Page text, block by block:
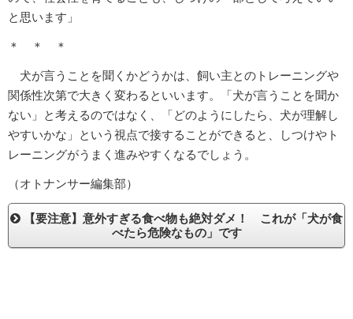
と思います」
＊ ＊ ＊
犬が言うことを聞くかどうかは、飼い主とのトレーニングや
関係性次第で大きく変わるといいます。「犬が言うことを聞か
ない」と考えるのではなく、「どのようにしたら、犬が理解し
やすいかな」という視点で接することができると、しつけやト
レーニングがうまく進みやすくなるでしょう。
（オトナンサー編集部）
【要注意】意外すぎる食べ物も絶対ダメ！ これが「犬が食
べたら危険なもの」です